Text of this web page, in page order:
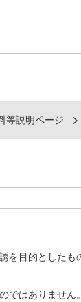
等説明ページ
を目的としたも
ではありません。